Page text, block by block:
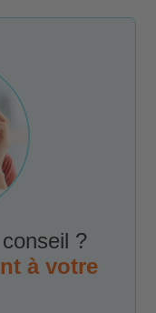
?
à votre